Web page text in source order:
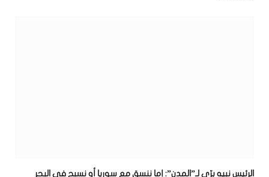
الرئيس نبيه برّي لـ”المدن”: إما ننسق مع سوريا أو نسبح في البحر